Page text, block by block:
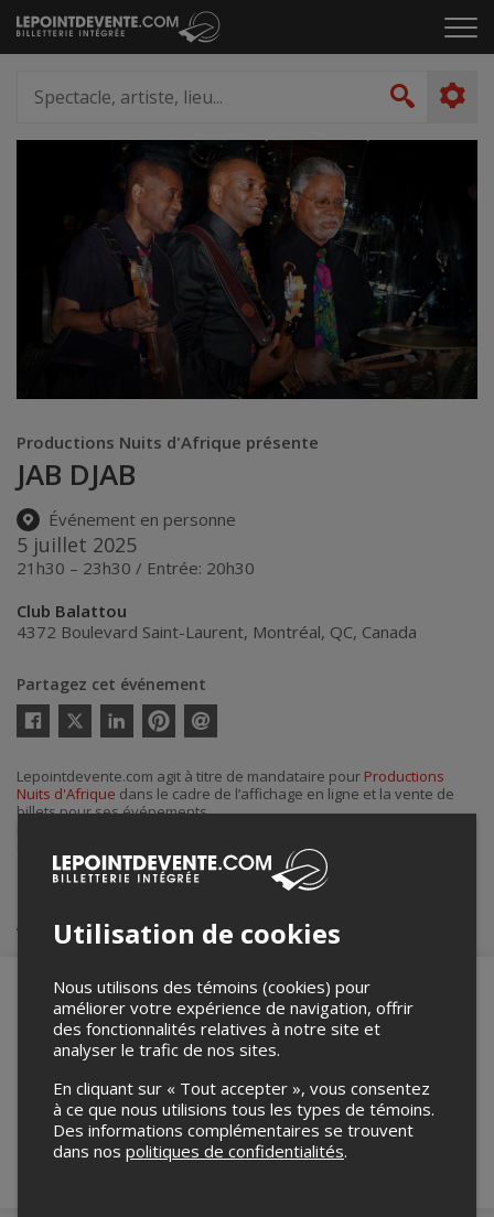
Passer
au
le
artiste,
lieu...
Productions Nuits d'Afrique présente
JAB DJAB
Événement en personne
5 juillet 2025
21h30 – 23h30 / Entrée: 20h30
Club Balattou
4372 Boulevard Saint-Laurent, Montréal, QC, Canada
Partagez cet événement
Twitter
courriel
Lepointdevente.com agit à titre de mandataire pour Productions
Nuits d'Afrique dans le cadre de l’affichage en ligne et la vente de
billets pour ses événements.
Productions Nuits d'Afrique
info@festivalnuitsdafrique.com.
Achat de billets
Merci de confirmer que vous n'êtes pas un
Utilisation de cookies
Nous utilisons des témoins (cookies) pour
améliorer votre expérience de navigation, offrir
des fonctionnalités relatives à notre site et
analyser le trafic de nos sites.
En cliquant sur « Tout accepter », vous consentez
à ce que nous utilisions tous les types de témoins.
Des informations complémentaires se trouvent
dans nos politiques de confidentialités.